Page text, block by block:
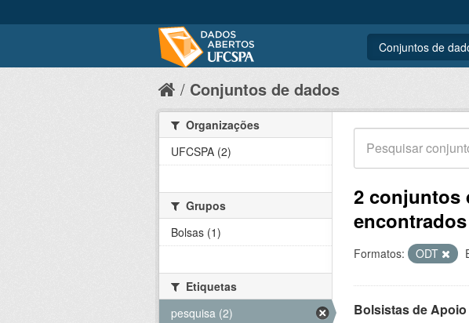
Conjuntos de
Conjuntos de dados
2 conjuntos
encontrados
Formatos: ODT
Bolsistas de
Organizações
UFCSPA (2)
Grupos
Bolsas (1)
Etiquetas
pesquisa (2)